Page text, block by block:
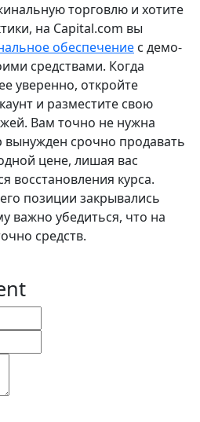
торговлю и хотите
на Capital.com вы
обеспечение с демо-
средствами. Когда
уверенно, откройте
и разместите свою
Вам точно не нужна
вынужден срочно продавать
цене, лишая вас
восстановления курса.
позиции закрывались
важно убедиться, что на
средств.